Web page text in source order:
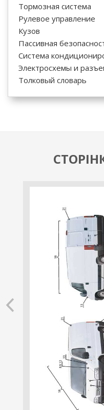
Тормозная система
Рулевое управление
Кузов
Пассивная
Система
Электросхемы и
Толковый словарь